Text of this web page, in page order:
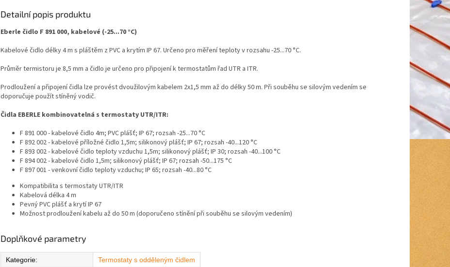
Detailní popis produktu
Eberle čidlo F 891 000, kabelové (-25...70 °C)
Kabelové čidlo délky 4 m s pláštěm z PVC a krytím IP 67. Určeno pro měření teploty v rozsahu -25...70 °C.
Průměr termistoru je 8,5 mm a čidlo je určeno pro připojení k termostatům řad UTR a ITR.
Prodloužení a připojení čidla lze provést dvoužilovým kabelem 2x1,5 mm až do délky 50 m. Při souběhu se silovým vedením se
doporučuje použít stíněný vodič.
Čidla EBERLE kombinovatelná s termostaty UTR/ITR:
F 891 000 - kabelové čidlo 4m; PVC plášť; IP 67; rozsah -25...70 °C
F 892 002 - kabelové příložné čidlo 1,5m; silikonový plášť; IP 67; rozsah -40...120 °C
F 893 002 - kabelové čidlo teploty vzduchu 1,5m; silikonový plášť; IP 30; rozsah -40...100 °C
F 894 002 - kabelové čidlo 1,5m; silikonový plášť; IP 67; rozsah -50...175 °C
F 897 001 - venkovní čidlo teploty vzduchu; IP 65; rozsah -40...80 °C
Kompatibilita s termostaty UTR/ITR
Kabelová délka 4 m
Pevný PVC plášť a krytí IP 67
Možnost prodloužení kabelu až do 50 m (doporučeno stínění při souběhu se silovým vedením)
Doplňkové parametry
Kategorie:
Termostaty s odděleným čidlem